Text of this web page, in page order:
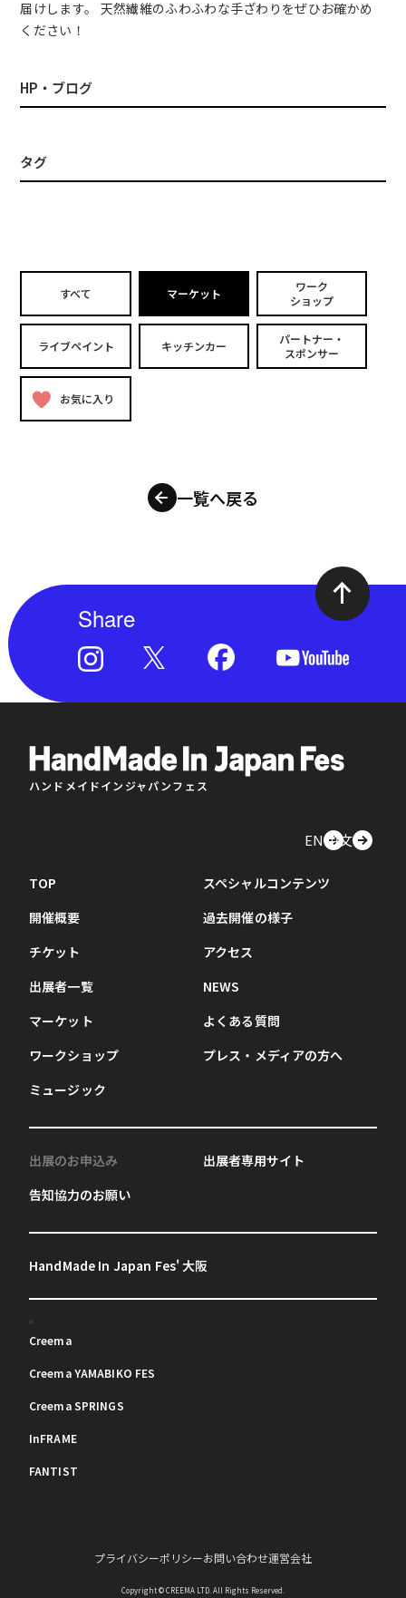
届けします。 天然繊維のふわふわな手ざわりをぜひお確かめ
ください！
HP・ブログ
タグ
すべて マーケット
ワーク
ショップ
ライブペイント キッチンカー
パートナー・
スポンサー
お気に入り
一覧へ戻る
Share
ハンドメイドインジャパンフェス
EN中文
TOP
開催概要
チケット
出展者一覧
マーケット
ワークショップ
ミュージック
スペシャルコンテンツ
過去開催の様子
アクセス
NEWS
よくある質問
プレス・メディアの方へ
出展のお申込み
告知協力のお願い
出展者専用サイト
HandMade In Japan Fes' 大阪
Creema
Creema YAMABIKO FES
Creema SPRINGS
InFRAME
FANTIST
プライバシーポリシーお問い合わせ運営会社
Copyright © CREEMA LTD. All Rights Reserved.